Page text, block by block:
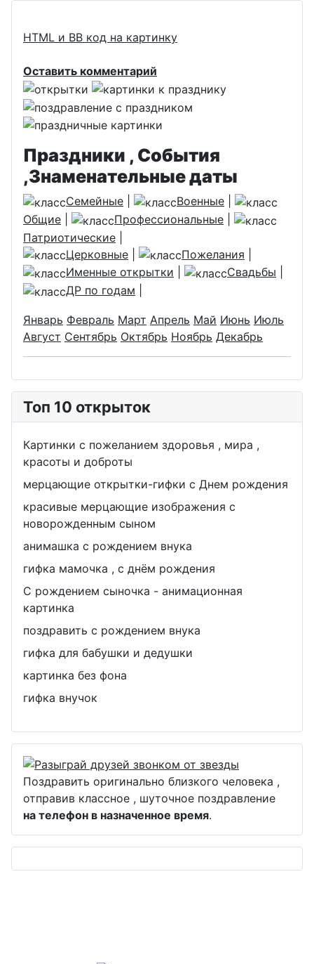
HTML и BB код на картинку
Оставить комментарий
Праздники , События
,Знаменательные даты
Семейные Военные
Общие
Профессиональные
Патриотические
Церковные
Пожелания
Именные открытки
Свадьбы
ДР по годам
Январь Февраль Март Апрель Май Июнь Июль
Август Сентябрь Октябрь Ноябрь Декабрь
Топ 10 открыток
Картинки с пожеланием здоровья , мира ,
красоты и доброты
мерцающие открытки-гифки с Днем рождения
красивые мерцающие изображения с
новорожденным сыном
анимашка с рождением внука
гифка мамочка , с днём рождения
С рождением сыночка - анимационная
картинка
поздравить с рождением внука
гифка для бабушки и дедушки
картинка без фона
гифка внучок
Поздравить оригинально близкого человека ,
отправив классное , шуточное поздравление
на телефон в назначенное время.